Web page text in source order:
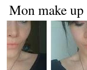
Mon make